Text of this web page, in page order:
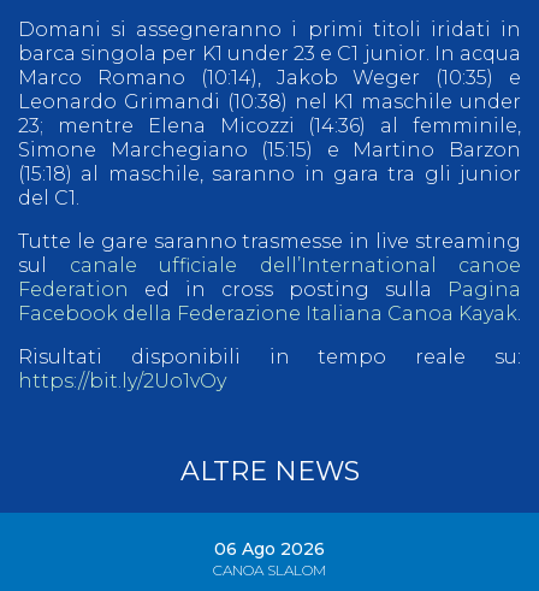
Domani si assegneranno i primi titoli iridati in
barca singola per K1 under 23 e C1 junior. In acqua
Marco Romano (10:14), Jakob Weger (10:35) e
Leonardo Grimandi (10:38) nel K1 maschile under
23; mentre Elena Micozzi (14:36) al femminile,
Simone Marchegiano (15:15) e Martino Barzon
(15:18) al maschile, saranno in gara tra gli junior
del C1.
Tutte le gare saranno trasmesse in live streaming
sul canale ufficiale dell’International canoe
Federation
ed in cross posting sulla
Pagina
Facebook della Federazione Italiana Canoa Kayak.
Risultati disponibili in tempo reale su:
https://bit.ly/2Uo1vOy
ALTRE NEWS
06 Ago 2026
CANOA SLALOM